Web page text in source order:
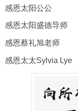
感恩太阳公公
感恩太阳盛德导师
感恩蔡礼旭老师
感恩太太Sylvia Lye